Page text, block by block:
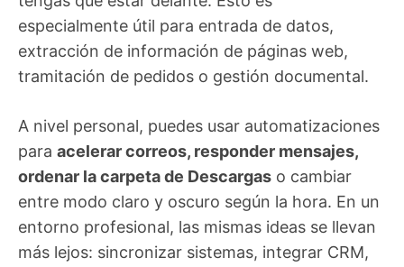
especialmente útil para entrada de datos,
extracción de información de páginas web,
tramitación de pedidos o gestión documental.
A nivel personal, puedes usar automatizaciones
para acelerar correos, responder mensajes,
ordenar la carpeta de Descargas o cambiar
entre modo claro y oscuro según la hora. En un
entorno profesional, las mismas ideas se llevan
más lejos: sincronizar sistemas, integrar CRM,